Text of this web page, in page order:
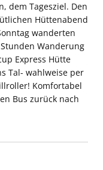
dem Tagesziel. Den
Hüttenabend
wanderten
Wanderung
Express Hütte
Tal- wahlweise per
Komfortabel
Bus zurück nach